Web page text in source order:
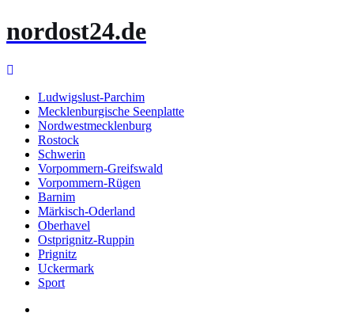
Inhalt
nordost24.de
Ludwigslust-Parchim
Mecklenburgische Seenplatte
Nordwestmecklenburg
Rostock
Schwerin
Vorpommern-Greifswald
Vorpommern-Rügen
Barnim
Märkisch-Oderland
Oberhavel
Ostprignitz-Ruppin
Prignitz
Uckermark
Sport